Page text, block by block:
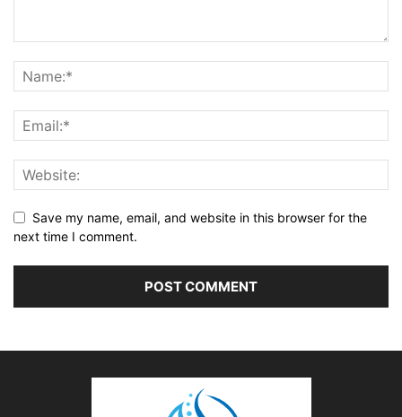
Save my name, email, and website in this browser for the
next time I comment.